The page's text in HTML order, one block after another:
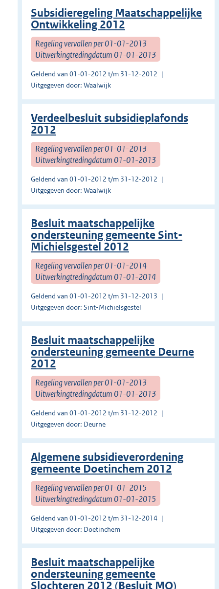
Subsidieregeling Maatschappelijke
Ontwikkeling 2012
Regeling vervallen per 01-01-2013
Uitwerkingtredingdatum 01-01-2013
Geldend van 01-01-2012 t/m 31-12-2012
Uitgegeven door: Waalwijk
Verdeelbesluit subsidieplafonds
2012
Regeling vervallen per 01-01-2013
Uitwerkingtredingdatum 01-01-2013
Geldend van 01-01-2012 t/m 31-12-2012
Uitgegeven door: Waalwijk
Besluit maatschappelijke
ondersteuning gemeente Sint-
Michielsgestel 2012
Regeling vervallen per 01-01-2014
Uitwerkingtredingdatum 01-01-2014
Geldend van 01-01-2012 t/m 31-12-2013
Uitgegeven door: Sint-Michielsgestel
Besluit maatschappelijke
ondersteuning gemeente Deurne
2012
Regeling vervallen per 01-01-2013
Uitwerkingtredingdatum 01-01-2013
Geldend van 01-01-2012 t/m 31-12-2012
Uitgegeven door: Deurne
Algemene subsidieverordening
gemeente Doetinchem 2012
Regeling vervallen per 01-01-2015
Uitwerkingtredingdatum 01-01-2015
Geldend van 01-01-2012 t/m 31-12-2014
Uitgegeven door: Doetinchem
Besluit maatschappelijke
ondersteuning gemeente
Slochteren 2012 (Besluit MO)